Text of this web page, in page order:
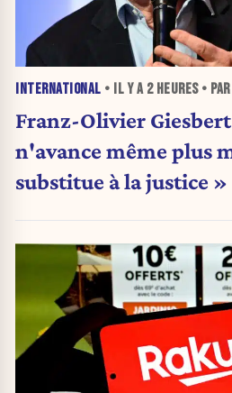
INTERNATIONAL • IL Y A 2 HEURES• PAR
Franz-Olivier
n'avance même plus
substitue à la justice »